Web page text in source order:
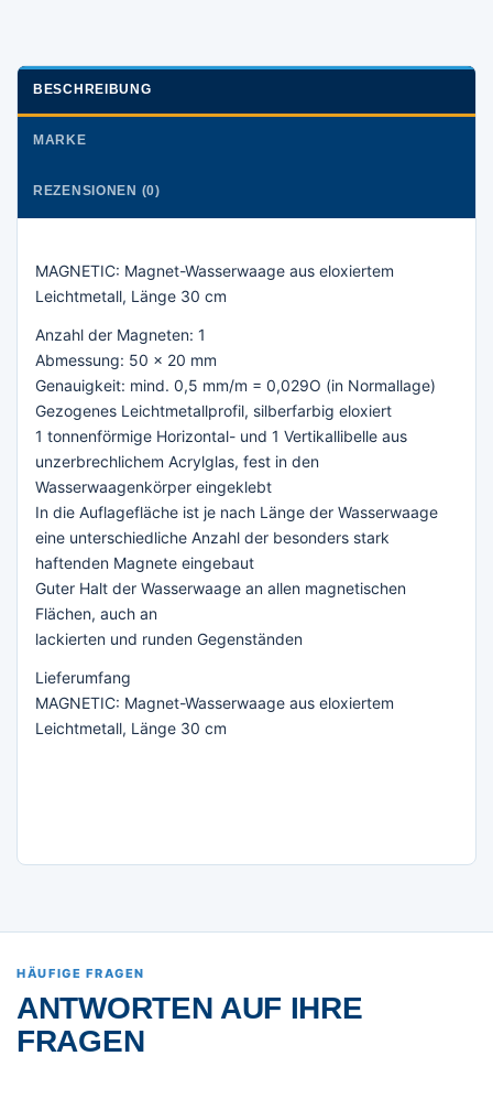
BESCHREIBUNG
MARKE
REZENSIONEN (0)
MAGNETIC: Magnet-Wasserwaage aus eloxiertem
Leichtmetall, Länge 30 cm
Anzahl der Magneten: 1
Abmessung: 50 x 20 mm
Genauigkeit: mind. 0,5 mm/m = 0,029O (in Normallage)
Gezogenes Leichtmetallprofil, silberfarbig eloxiert
1 tonnenförmige Horizontal- und 1 Vertikallibelle aus
unzerbrechlichem Acrylglas, fest in den
Wasserwaagenkörper eingeklebt
In die Auflagefläche ist je nach Länge der Wasserwaage
eine unterschiedliche Anzahl der besonders stark
haftenden Magnete eingebaut
Guter Halt der Wasserwaage an allen magnetischen
Flächen, auch an
lackierten und runden Gegenständen
Lieferumfang
MAGNETIC: Magnet-Wasserwaage aus eloxiertem
Leichtmetall, Länge 30 cm
HÄUFIGE FRAGEN
ANTWORTEN AUF IHRE
FRAGEN